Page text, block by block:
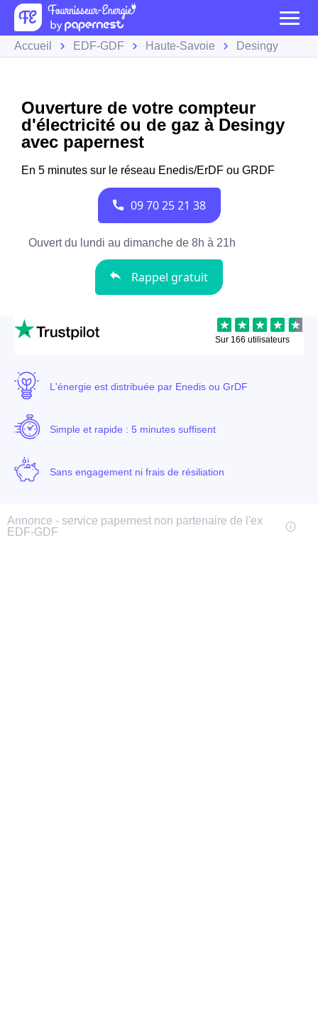
Accueil EDF-GDF Haute-Savoie Desingy